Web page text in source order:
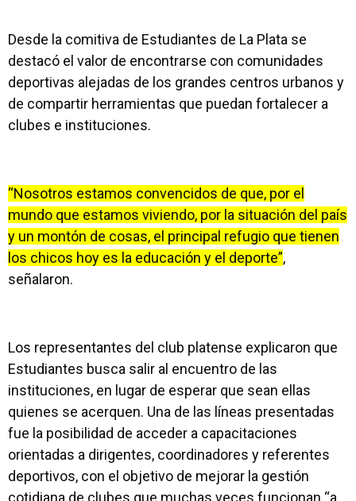
Desde la comitiva de Estudiantes de La Plata se
destacó el valor de encontrarse con comunidades
deportivas alejadas de los grandes centros urbanos y
de compartir herramientas que puedan fortalecer a
clubes e instituciones.
“Nosotros estamos convencidos de que, por el
mundo que estamos viviendo, por la situación del país
y un montón de cosas, el principal refugio que tienen
los chicos hoy es la educación y el deporte”,
señalaron.
Los representantes del club platense explicaron que
Estudiantes busca salir al encuentro de las
instituciones, en lugar de esperar que sean ellas
quienes se acerquen. Una de las líneas presentadas
fue la posibilidad de acceder a capacitaciones
orientadas a dirigentes, coordinadores y referentes
deportivos, con el objetivo de mejorar la gestión
cotidiana de clubes que muchas veces funcionan “a